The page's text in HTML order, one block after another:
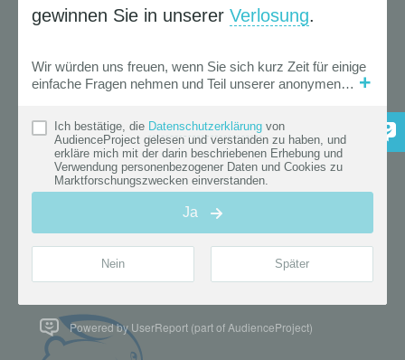
Powered by UserReport (part of AudienceProject)